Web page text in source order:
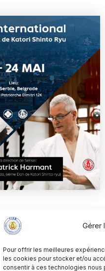
Gérer
Pour offrir les meilleures
les cookies pour stocker et/ou
consentir à ces technologies
Séminaire Katori Shinto Ryu, France 28-31 mai